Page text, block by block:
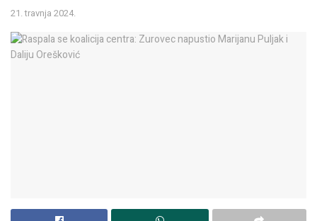
21. travnja 2024.